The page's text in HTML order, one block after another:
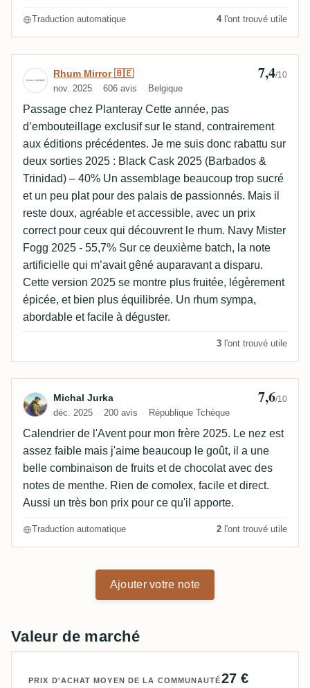
Traduction automatique 4l'ont trouvé utile
Avis de Rhum Mirror 🇧🇪
Rhum Mirror 🇧🇪
nov. 2025 606 avis Belgique
7,4/10
Passage chez Planteray Cette année, pas
d’embouteillage exclusif sur le stand, contrairement
aux éditions précédentes. Je me suis donc rabattu sur
deux sorties 2025 : Black Cask 2025 (Barbados &
Trinidad) – 40% Un assemblage beaucoup trop sucré
et un peu plat pour des palais de passionnés. Mais il
reste doux, agréable et accessible, avec un prix
correct pour ceux qui découvrent le rhum. Navy Mister
Fogg 2025 - 55,7% Sur ce deuxième batch, la note
artificielle qui m’avait gêné auparavant a disparu.
Cette version 2025 se montre plus fruitée, légèrement
épicée, et bien plus équilibrée. Un rhum sympa,
abordable et facile à déguster.
3 l'ont trouvé utile
Avis de Michal Jurka
Michal Jurka
déc. 2025 200 avis République Tchèque
7,6/10
Calendrier de l'Avent pour mon frère 2025. Le nez est
assez faible mais j'aime beaucoup le goût, il a une
belle combinaison de fruits et de chocolat avec des
notes de menthe. Rien de comolex, facile et direct.
Aussi un très bon prix pour ce qu'il apporte.
Traduction automatique 2 l'ont trouvé utile
Ajouter votre note
Valeur de marché
PRIX D'ACHAT MOYEN DE LA COMMUNAUTÉ27 €